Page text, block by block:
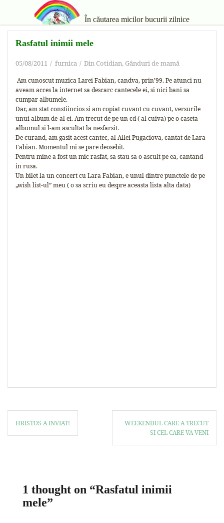
În căutarea micilor bucurii zilnice
Rasfatul inimii mele
05/08/2011 furnica Din Cotidian,Gânduri de mamă
Am cunoscut muzica Larei Fabian, candva, prin’99. Pe atunci nu
aveam acces la internet sa descarc cantecele ei, si nici bani sa
cumpar albumele.
Dar, am stat constiincios si am copiat cuvant cu cuvant, versurile
unui album de-al ei. Am trecut de pe un cd ( al cuiva) pe o caseta
albumul si l-am ascultat la nesfarsit.
De curand, am gasit acest cantec, al Allei Pugaciova, cantat de Lara
Fabian. Momentul mi se pare deosebit.
Pentru mine a fost un mic rasfat, sa stau sa o ascult pe ea, cantand
in rusa.
Un bilet la un concert cu Lara Fabian, e unul dintre punctele de pe
„wish list-ul” meu ( o sa scriu eu despre aceasta lista alta data)
HRISTOS A INVIAT!
WEEKENDUL CARE A TRECUT
SI CEL CARE VA VENI
1 thought on “Rasfatul inimii
mele”